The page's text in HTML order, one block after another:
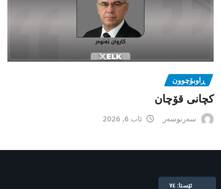
ڕاوبۆچوون
کچانی قۆچان
سەرنوسەر ئاب 6, 2026
Live: 74